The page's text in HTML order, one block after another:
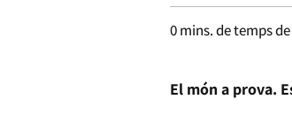
0mins. de temps
El món a prova.